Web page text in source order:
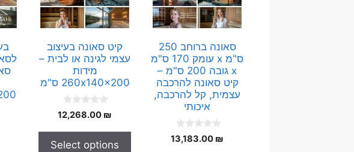
סאונה ברוחב 250
ס"מ x עומק 170 ס"מ
x גובה 200 ס"מ –
קיט סאונה להרכבה
עצמית, קל להרכבה,
איכותי
0
o
13,183.00 ₪
קיט סאונה בעיצוב
עצמי לגינה או לבית –
מידות
260x140x200 ס"מ
0
o
o
12,268.00 ₪
Select options